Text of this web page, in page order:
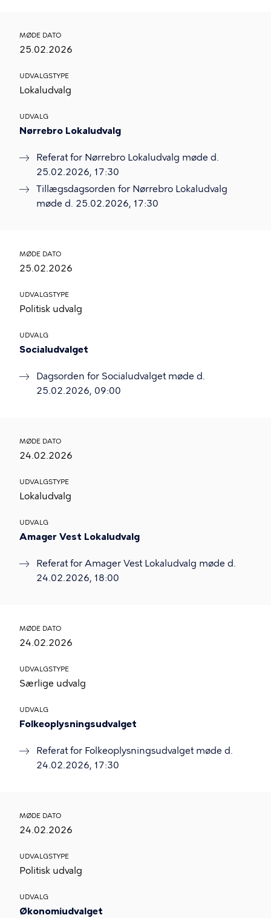
MØDE DATO
25.02.2026
UDVALGSTYPE
Lokaludvalg
UDVALG
Nørrebro Lokaludvalg
Referat for Nørrebro Lokaludvalg møde d.
25.02.2026, 17:30
Tillægsdagsorden for Nørrebro Lokaludvalg
møde d. 25.02.2026, 17:30
MØDE DATO
25.02.2026
UDVALGSTYPE
Politisk udvalg
UDVALG
Socialudvalget
Dagsorden for Socialudvalget møde d.
25.02.2026, 09:00
MØDE DATO
24.02.2026
UDVALGSTYPE
Lokaludvalg
UDVALG
Amager Vest Lokaludvalg
Referat for Amager Vest Lokaludvalg møde d.
24.02.2026, 18:00
MØDE DATO
24.02.2026
UDVALGSTYPE
Særlige udvalg
UDVALG
Folkeoplysningsudvalget
Referat for Folkeoplysningsudvalget møde d.
24.02.2026, 17:30
MØDE DATO
24.02.2026
UDVALGSTYPE
Politisk udvalg
UDVALG
Økonomiudvalget